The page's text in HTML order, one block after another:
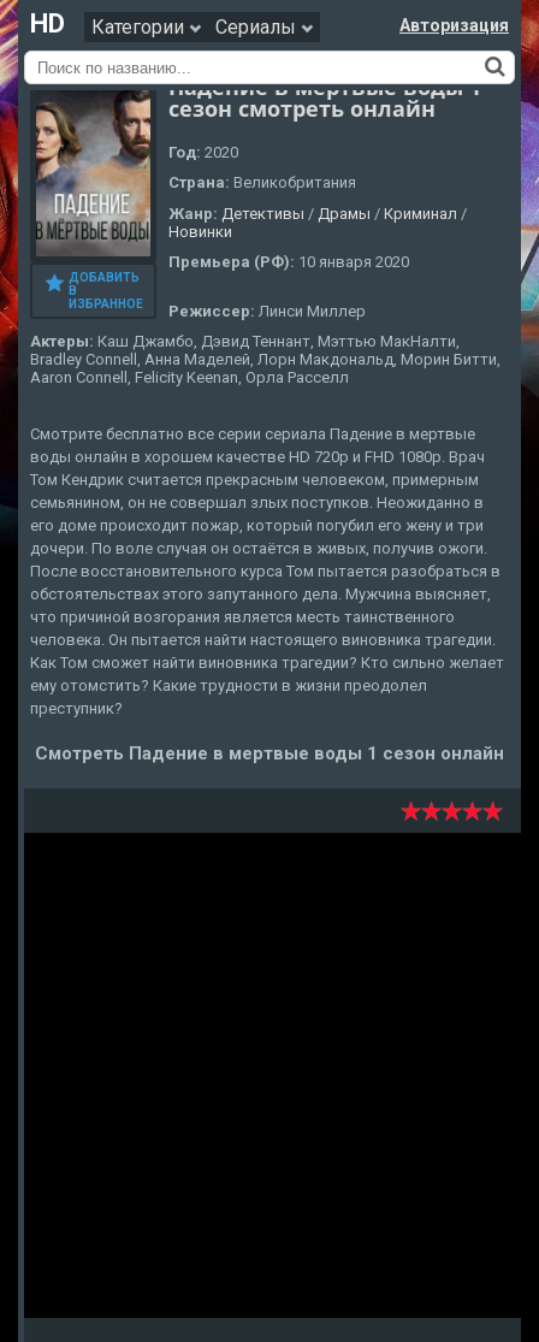
HD Категории Сериалы Авторизация
ДОБАВИТЬ
В
ИЗБРАННОЕ
Падение в мертвые воды 1
сезон смотреть онлайн
Год: 2020
Страна: Великобритания
Жанр: Детективы / Драмы / Криминал /
Новинки
Премьера (РФ): 10 января 2020
Режиссер: Линси Миллер
Актеры: Каш Джамбо, Дэвид Теннант, Мэттью МакНалти,
Bradley Connell, Анна Маделей, Лорн Макдональд, Морин Битти,
Aaron Connell, Felicity Keenan, Орла Расселл
Смотрите бесплатно все серии сериала Падение в мертвые
воды онлайн в хорошем качестве HD 720p и FHD 1080p. Врач
Том Кендрик считается прекрасным человеком, примерным
семьянином, он не совершал злых поступков. Неожиданно в
его доме происходит пожар, который погубил его жену и три
дочери. По воле случая он остаётся в живых, получив ожоги.
После восстановительного курса Том пытается разобраться в
обстоятельствах этого запутанного дела. Мужчина выясняет,
что причиной возгорания является месть таинственного
человека. Он пытается найти настоящего виновника трагедии.
Как Том сможет найти виновника трагедии? Кто сильно желает
ему отомстить? Какие трудности в жизни преодолел
преступник?
Смотреть Падение в мертвые воды 1 сезон онлайн